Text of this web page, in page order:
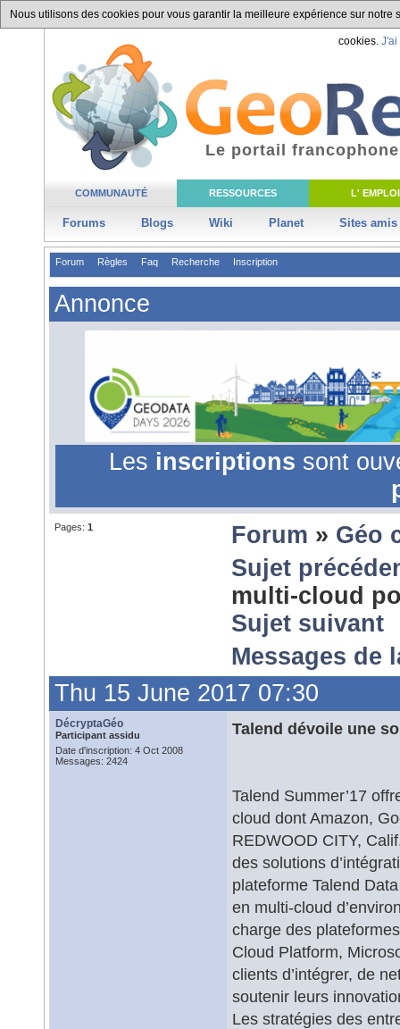
Nous utilisons des cookies pour vous garantir la meilleure expérience sur
cookies. J'ai
COMMUNAUTÉ RESSOURCES L' EMPLOI
Forums Blogs Wiki Planet Sites amis
Le portail
Forum Règles Faq Recherche Inscription
Annonce
Les inscriptions sont
Pages: 1 Forum » Géo
Sujet
multi-cloud
Sujet suivant
Messages de
Thu 15 June 2017 07:30
DécryptaGéo
Participant assidu
Date d'inscription: 4 Oct 2008
Messages: 2424
Talend dévoile une
Talend Summer’17
cloud dont Amazon,
REDWOOD CITY,
des solutions
plateforme Talend
en multi-cloud
charge des
Cloud Platform,
clients d’intégrer, de
soutenir leurs
Les stratégies des